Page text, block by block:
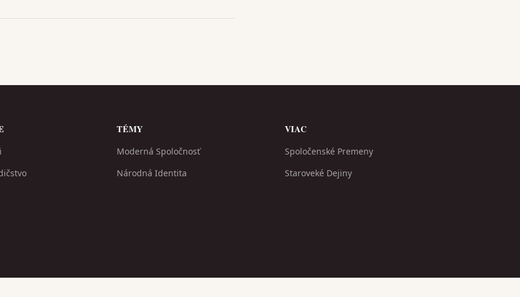
TÉMY
Moderná Spoločnosť
Národná Identita
VIAC
Spoločenské Premeny
Staroveké Dejiny